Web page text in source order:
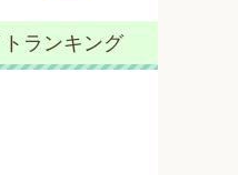
ランキング